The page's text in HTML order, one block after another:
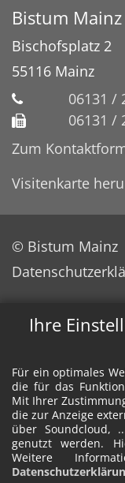
Ihre
Für ein optimales
die für das
Mit Ihrer
die zur Anzeige
über Soundcloud,
genutzt werden.
Weitere
Bistum Mainz
Bischofsplatz 2
55116 Mainz
06131 /
06131 /
Zum
Visitenkarte
© Bistum Mainz